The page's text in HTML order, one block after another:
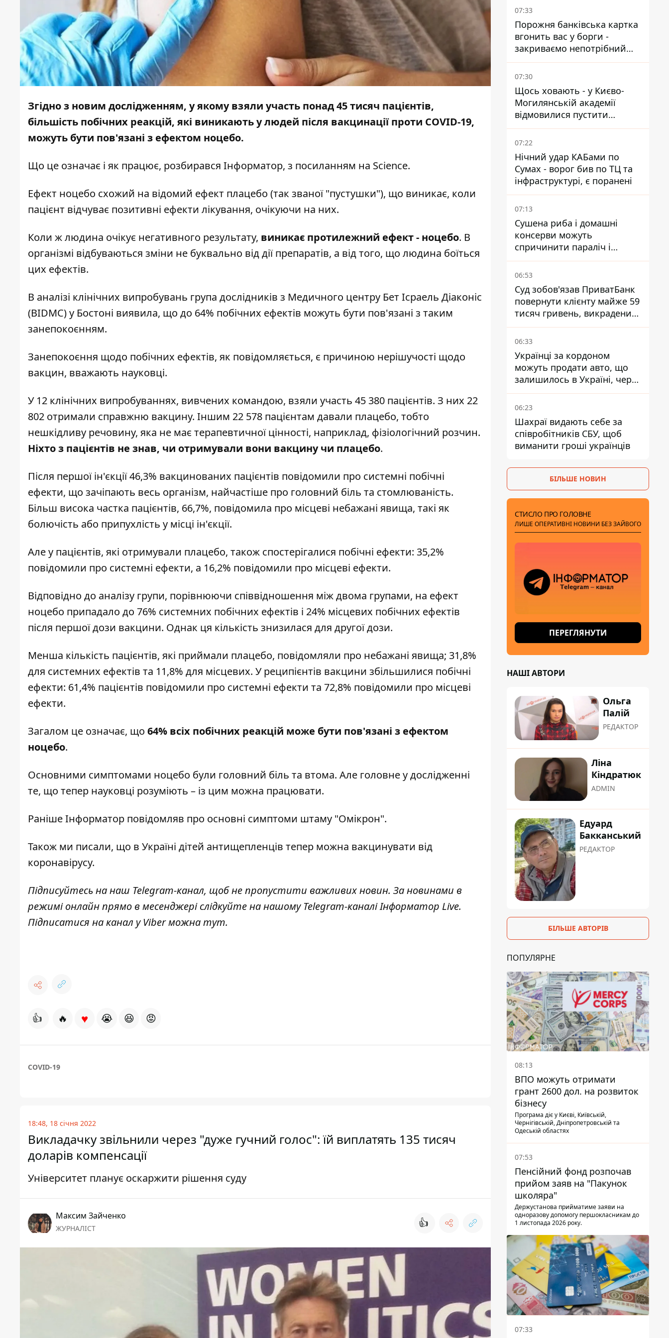
Згідно з новим дослідженням, у якому взяли участь понад 45 тисяч пацієнтів,
більшість побічних реакцій, які виникають у людей після вакцинації проти COVID-19,
можуть бути пов'язані з ефектом ноцебо.
Що це означає і як працює, розбирався Інформатор, з посиланням на Science.
Ефект ноцебо схожий на відомий ефект плацебо (так званої "пустушки"), що виникає, коли
пацієнт відчуває позитивні ефекти лікування, очікуючи на них.
Коли ж людина очікує негативного результату, виникає протилежний ефект - ноцебо. В
організмі відбуваються зміни не буквально від дії препаратів, а від того, що людина боїться
цих ефектів.
В аналізі клінічних випробувань група дослідників з Медичного центру Бет Ісраель Діаконіс
(BIDMC) у Бостоні виявила, що до 64% ​​побічних ефектів можуть бути пов'язані з таким
занепокоєнням.
Занепокоєння щодо побічних ефектів, як повідомляється, є причиною нерішучості щодо
вакцин, вважають науковці.
У 12 клінічних випробуваннях, вивчених командою, взяли участь 45 380 пацієнтів. З них 22
802 отримали справжню вакцину. Іншим 22 578 пацієнтам давали плацебо, тобто
нешкідливу речовину, яка не має терапевтичної цінності, наприклад, фізіологічний розчин.
Ніхто з пацієнтів не знав, чи отримували вони вакцину чи плацебо.
Після першої ін'єкції 46,3% вакцинованих пацієнтів повідомили про системні побічні
ефекти, що зачіпають весь організм, найчастіше про головний біль та стомлюваність.
Більш висока частка пацієнтів, 66,7%, повідомила про місцеві небажані явища, такі як
болючість або припухлість у місці ін'єкції.
Але у пацієнтів, які отримували плацебо, також спостерігалися побічні ефекти: 35,2%
повідомили про системні ефекти, а 16,2% повідомили про місцеві ефекти.
Відповідно до аналізу групи, порівнюючи співвідношення між двома групами, на ефект
ноцебо припадало до 76% системних побічних ефектів і 24% місцевих побічних ефектів
після першої дози вакцини. Однак ця кількість знизилася для другої дози.
Менша кількість пацієнтів, які приймали плацебо, повідомляли про небажані явища; 31,8%
для системних ефектів та 11,8% для місцевих. У реципієнтів вакцини збільшилися побічні
ефекти: 61,4% пацієнтів повідомили про системні ефекти та 72,8% повідомили про місцеві
ефекти.
Загалом це означає, що 64% всіх побічних реакцій може бути пов'язані з ефектом
ноцебо.
Основними симптомами ноцебо були головний біль та втома. Але головне у дослідженні
те, що тепер науковці розуміють – із цим можна працювати.
Раніше Інформатор повідомляв про основні симптоми штаму "Омікрон".
Також ми писали, що в Україні дітей антищепленців тепер можна вакцинувати від
коронавірусу.
Підписуйтесь на наш Telegram-канал, щоб не пропустити важливих новин. За новинами в
режимі онлайн прямо в месенджері слідкуйте на нашому Telegram-каналіІнформатор Live.
Підписатися на канал у Viber можнатут.
👍 🔥 ♥ 😭 😆 😡
COVID-19
18:48, 18 січня 2022
Викладачку звільнили через "дуже гучний голос": їй виплатять 135 тисяч
доларів компенсації
Університет планує оскаржити рішення суду
Максим Зайченко
ЖУРНАЛІСТ 👍
07:33
Порожня банківська картка
вгонить вас у борги -
закриваємо непотрібний
рахунок правильно
07:30
Щось ховають - у Києво-
Могилянській академії
відмовилися пустити
комісію з охорони пам'яток
на територію
07:22
Нічний удар КАБами по
Сумах - ворог бив по ТЦ та
інфраструктурі, є поранені
07:13
Сушена риба і домашні
консерви можуть
спричинити параліч і
смерть - Держрибагентство
попереджає про ботулізм
06:53
Суд зобов'язав ПриватБанк
повернути клієнту майже 59
тисяч гривень, викрадених
шахраями
06:33
Українці за кордоном
можуть продати авто, що
залишилось в Україні, через
Дію - МВС
06:23
Шахраї видають себе за
співробітників СБУ, щоб
виманити гроші українців
БІЛЬШЕ НОВИН
СТИСЛО ПРО ГОЛОВНЕ
ЛИШЕ ОПЕРАТИВНІ НОВИНИ БЕЗ ЗАЙВОГО
ПЕРЕГЛЯНУТИ
НАШІ АВТОРИ
Ольга
Палій
РЕДАКТОР
Ліна
Кіндратюк
ADMIN
Едуард
Бакканський
РЕДАКТОР
БІЛЬШЕ АВТОРІВ
ПОПУЛЯРНЕ
08:13
ВПО можуть отримати
грант 2600 дол. на розвиток
бізнесу
Програма діє у Києві, Київській,
Чернігівській, Дніпропетровській та
Одеській областях
07:53
Пенсійний фонд розпочав
прийом заяв на "Пакунок
школяра"
Держустанова прийматиме заяви на
одноразову допомогу першокласникам до
1 листопада 2026 року.
07:33